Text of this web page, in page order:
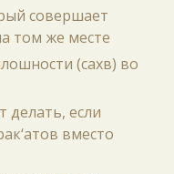
совершает
том же месте
(сахв) во
делать, если
вместо